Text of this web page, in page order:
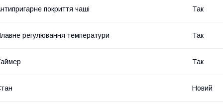
покриття чаші Так
регулювання температури Так
Так
Новий